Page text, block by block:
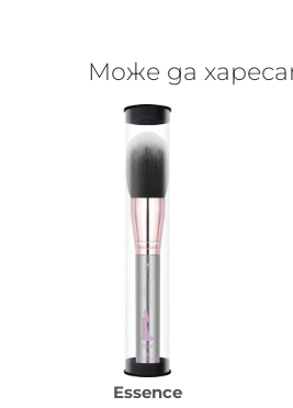
Може да
Essence